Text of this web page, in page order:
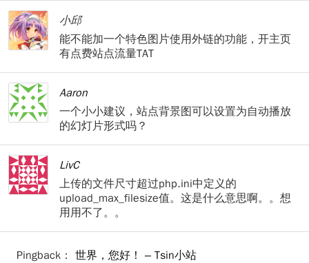
小邱
能不能加一个特色图片使用外链的功能，开主页
有点费站点流量TAT
Aaron
一个小小建议，站点背景图可以设置为自动播放
的幻灯片形式吗？
LivC
上传的文件尺寸超过php.ini中定义的
upload_max_filesize值。这是什么意思啊。。想
用用不了。。
Pingback： 世界，您好！ – Tsin小站